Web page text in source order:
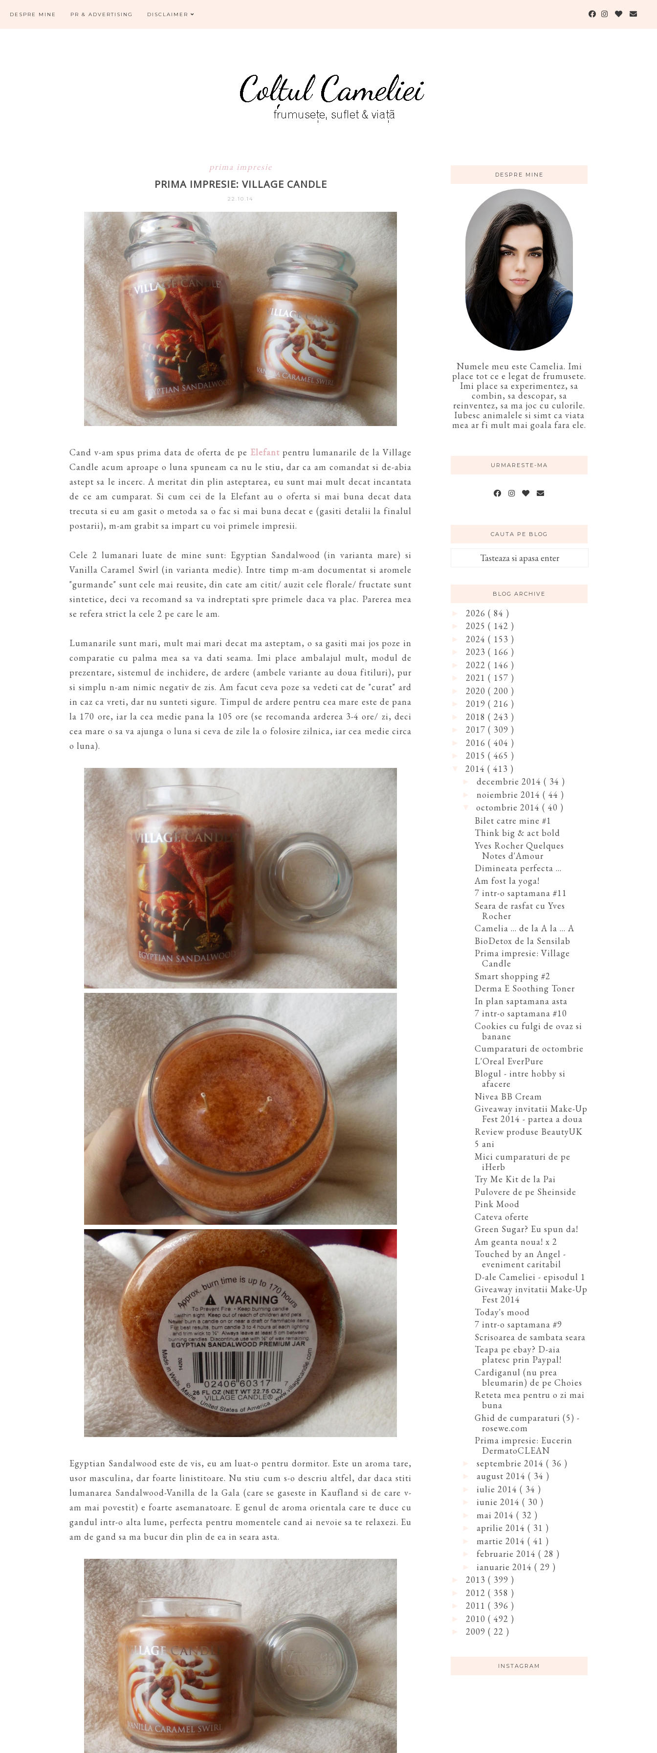
DESPRE MINE PR & ADVERTISING DISCLAIMER
prima impresie
PRIMA IMPRESIE: VILLAGE CANDLE
22.10.14
Cand v-am spus prima data de oferta de pe Elefantpentru lumanarile de la Village
Candle acum aproape o luna spuneam ca nu le stiu, dar ca am comandat si de-abia
astept sa le incerc. A meritat din plin asteptarea, eu sunt mai mult decat incantata
de ce am cumparat. Si cum cei de la Elefant au o oferta si mai buna decat data
trecuta si eu am gasit o metoda sa o fac si mai buna decat e (gasiti detalii la finalul
postarii), m-am grabit sa impart cu voi primele impresii.
Cele 2 lumanari luate de mine sunt: Egyptian Sandalwood (in varianta mare) si
Vanilla Caramel Swirl (in varianta medie). Intre timp m-am documentat si aromele
"gurmande" sunt cele mai reusite, din cate am citit/ auzit cele florale/ fructate sunt
sintetice, deci va recomand sa va indreptati spre primele daca va plac. Parerea mea
se refera strict la cele 2 pe care le am.
Lumanarile sunt mari, mult mai mari decat ma asteptam, o sa gasiti mai jos poze in
comparatie cu palma mea sa va dati seama. Imi place ambalajul mult, modul de
prezentare, sistemul de inchidere, de ardere (ambele variante au doua fitiluri), pur
si simplu n-am nimic negativ de zis. Am facut ceva poze sa vedeti cat de "curat" ard
in caz ca vreti, dar nu sunteti sigure. Timpul de ardere pentru cea mare este de pana
la 170 ore, iar la cea medie pana la 105 ore (se recomanda arderea 3-4 ore/ zi, deci
cea mare o sa va ajunga o luna si ceva de zile la o folosire zilnica, iar cea medie circa
o luna).
Egyptian Sandalwood este de vis, eu am luat-o pentru dormitor. Este un aroma tare,
usor masculina, dar foarte linistitoare. Nu stiu cum s-o descriu altfel, dar daca stiti
lumanarea Sandalwood-Vanilla de la Gala (care se gaseste in Kaufland si de care v-
am mai povestit) e foarte asemanatoare. E genul de aroma orientala care te duce cu
gandul intr-o alta lume, perfecta pentru momentele cand ai nevoie sa te relaxezi. Eu
am de gand sa ma bucur din plin de ea in seara asta.
DESPRE MINE
Numele meu este Camelia. Imi
place tot ce e legat de frumusete.
Imi place sa experimentez, sa
combin, sa descopar, sa
reinventez, sa ma joc cu culorile.
Iubesc animalele si simt ca viata
mea ar fi mult mai goala fara ele.
URMARESTE-MA
CAUTA PE BLOG
BLOG ARCHIVE
2026 ( 84 )
2025 ( 142 )
2024 ( 153 )
2023 ( 166 )
2022 ( 146 )
2021 ( 157 )
2020 ( 200 )
2019 ( 216 )
2018 ( 243 )
2017 ( 309 )
2016 ( 404 )
2015 ( 465 )
2014 ( 413 )
decembrie 2014 ( 34 )
noiembrie 2014 ( 44 )
octombrie 2014 ( 40 )
Bilet catre mine #1
Think big & act bold
Yves Rocher Quelques
Notes d'Amour
Dimineata perfecta ...
Am fost la yoga!
7 intr-o saptamana #11
Seara de rasfat cu Yves
Rocher
Camelia ... de la A la ... A
BioDetox de la Sensilab
Prima impresie: Village
Candle
Smart shopping #2
Derma E Soothing Toner
In plan saptamana asta
7 intr-o saptamana #10
Cookies cu fulgi de ovaz si
banane
Cumparaturi de octombrie
L'Oreal EverPure
Blogul - intre hobby si
afacere
Nivea BB Cream
Giveaway invitatii Make-Up
Fest 2014 - partea a doua
Review produse BeautyUK
5 ani
Mici cumparaturi de pe
iHerb
Try Me Kit de la Pai
Pulovere de pe Sheinside
Pink Mood
Cateva oferte
Green Sugar? Eu spun da!
Am geanta noua! x 2
Touched by an Angel -
eveniment caritabil
D-ale Cameliei - episodul 1
Giveaway invitatii Make-Up
Fest 2014
Today's mood
7 intr-o saptamana #9
Scrisoarea de sambata seara
Teapa pe ebay? D-aia
platesc prin Paypal!
Cardiganul (nu prea
bleumarin) de pe Choies
Reteta mea pentru o zi mai
buna
Ghid de cumparaturi (5) -
rosewe.com
Prima impresie: Eucerin
DermatoCLEAN
septembrie 2014 ( 36 )
august 2014 ( 34 )
iulie 2014 ( 34 )
iunie 2014 ( 30 )
mai 2014 ( 32 )
aprilie 2014 ( 31 )
martie 2014 ( 41 )
februarie 2014 ( 28 )
ianuarie 2014 ( 29 )
2013 ( 399 )
2012 ( 358 )
2011 ( 396 )
2010 ( 492 )
2009 ( 22 )
INSTAGRAM